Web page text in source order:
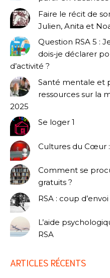
Faire le récit de
Julien, Anita et
Question RSA 5 :
dois-je déclarer
d’activité ?
Santé mentale et
ressources sur la
2025
Se loger 1
Cultures du Cœur
Comment se
gratuits ?
RSA : coup d’envoi
L’aide
RSA
ARTICLES RÉCENTS